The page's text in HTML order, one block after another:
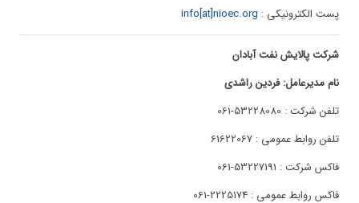
پست الکترونیکی : info[at]nioec.org
شرکت پالایش نفت آبادان
نام مدیرعامل: فردین راشدی
تلفن شرکت : 53228080-061
تلفن روابط عمومی : 61622067
فاکس شرکت : 53227191-061
فاکس روابط عمومی : 2225174-061